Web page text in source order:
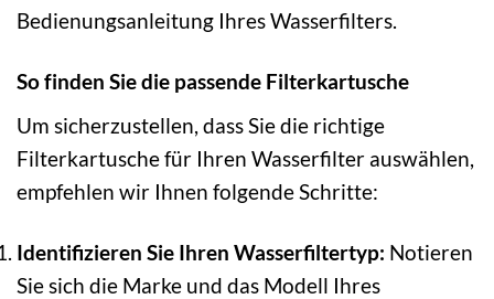
Bedienungsanleitung Ihres Wasserfilters.
So finden Sie die passende Filterkartusche
Um sicherzustellen, dass Sie die richtige
Filterkartusche für Ihren Wasserfilter auswählen,
empfehlen wir Ihnen folgende Schritte:
Identifizieren Sie Ihren Wasserfiltertyp: Notieren
Sie sich die Marke und das Modell Ihres